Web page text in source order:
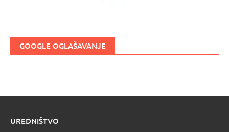
GOOGLE OGLAŠAVANJE
UREDNIŠTVO